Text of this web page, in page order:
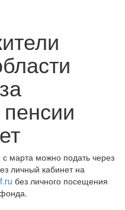
марта можно подать через
личный кабинет на
без личного посещения